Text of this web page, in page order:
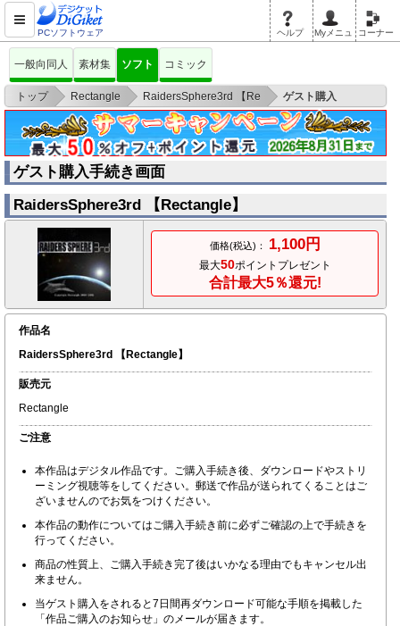
PCソフトウェア ヘルプ Myメニュ コーナー
一般向同人 素材集 ソフト コミック
トップ > Rectangle > RaidersSphere3rd 【Re > ゲスト購入
ゲスト購入手続き画面
RaidersSphere3rd 【Rectangle】
価格(税込)： 1,100円
最大50ポイントプレゼント
合計最大5％還元!
作品名
RaidersSphere3rd 【Rectangle】
販売元
Rectangle
ご注意
本作品はデジタル作品です。ご購入手続き後、ダウンロードやストリ
ーミング視聴等をしてください。郵送で作品が送られてくることはご
ざいませんのでお気をつけください。
本作品の動作についてはご購入手続き前に必ずご確認の上で手続きを
行ってください。
商品の性質上、ご購入手続き完了後はいかなる理由でもキャンセル出
来ません。
当ゲスト購入をされると7日間再ダウンロード可能な手順を掲載した
「作品ご購入のお知らせ」のメールが届きます。